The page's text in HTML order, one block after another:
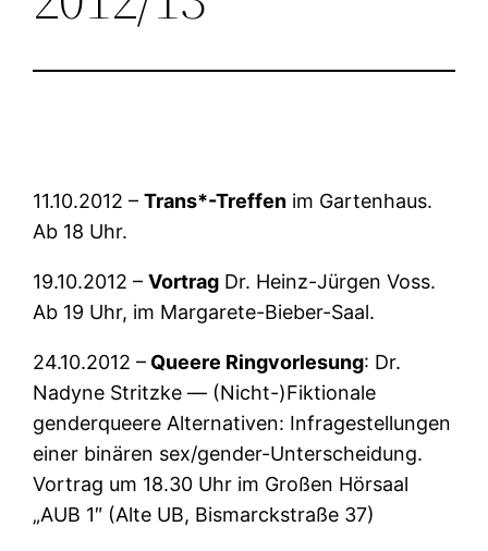
11.10.2012 –Trans*-Treffen im Gartenhaus.
Ab 18 Uhr.
19.10.2012 –Vortrag Dr. Heinz-Jürgen Voss.
Ab 19 Uhr, im Margarete-Bieber-Saal.
24.10.2012 – Queere Ringvorlesung: Dr.
Nadyne Stritzke — (Nicht-)Fiktionale
genderqueere Alternativen: Infragestellungen
einer binären sex/gender-Unterscheidung.
Vortrag um 18.30 Uhr im Großen Hörsaal
„AUB 1″ (Alte UB, Bismarckstraße 37)